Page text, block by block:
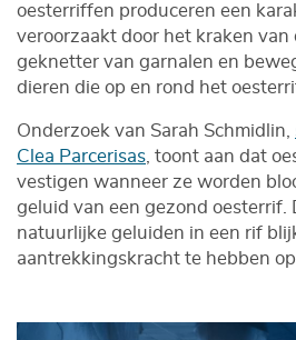
oesterriffen produceren een
veroorzaakt door het kraken van
geknetter van garnalen en
dieren die op en rond het
Onderzoek van Sarah Schmidlin,
Clea Parcerisas , toont aan dat
vestigen wanneer ze worden
geluid van een gezond oesterrif.
natuurlijke geluiden in een rif
aantrekkingskracht te hebben op